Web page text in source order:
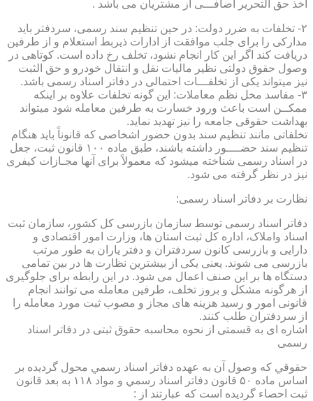
اخذ حق التحریر اضافـــی از مشتریان می باشد .
۲- تخلفات به ضرر دولت: در حین تنظیم سند رسمی، سردفتر باید
مدارکی را برای جلب موافقت از ادارات ذیربط استعلام و از طرفین
دریافت کند اگر این کار انجام نشود، تخلف رخ داده است. کوتاهی در
وصول حقوق دولتی نظیر مالیات نقل و انتقال خودرو و حق الثبت
نیز میتواند یکی از تخلفـــات احتمالی در دفاتر اسناد رسمی باشد.
۳- مفاسد مخل نظم معاملات: این گونه تخلفات علاوه بر اینکه
ممکــن است باعث ورود خسارت به طرفین معامله شود میتواند
بهداشت حقوقی جامعه را نیز تهدید نماید.
تخلفاتی مانند تنظیم سند بدون حضور اشخاصی که قانوناً باید هنگام
تنظیم سند حضــــور داشته باشند، طبق ماده ۱۰۰ قانون ثبت، جعل
در اسناد رسمی شناخته میشود که معمولاً برای آنها مجـازات کیفری
نیز در نظر گرفته می شود.
نظارت بر دفاتر اسناد رسمی:
دفاتر اسناد رسمی توسط سازمان بازرسی کل کشور، سازمان ثبت
اسناد واملاک، اداره کل ثبت استان ها، وزارت امور اقتصادی و
دارایی و بازرسی کانون سردفتران و دفتر یاران به طور مرتب
بازرسی می شوند. یعنی یکی از بیشترین نظارت ها در بین تمامی
دستگاه ها بر این صنف اعمال می شود. در این رابطه برای جلوگیری
از هرگونه مشکل و بروز تخلف، طرفین معامله می توانند انجام
قانونی امور و رسید هزینه های مجاز و مصوب ثبت مورد معامله را
از سردفتران طلب کنند.
اشاره ای به قسمتی از نحوه محاسبه حقوق ثبتی در دفاتر اسناد
رسمی
حقوقي كه وصول آن به عهده دفاتر اسناد رسمي محول گرديده بر
اساس ماده ۵۰ قانون دفاتر اسناد رسمي و مواد ۱۱۸ به بعد قانون
ثبت احصاء گرديده است كه عبارتند از :